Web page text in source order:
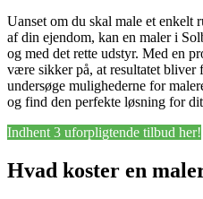
Uanset om du skal male et enkelt
af din ejendom, kan en maler i
og med det rette udstyr. Med en
være sikker på, at resultatet bliver
undersøge mulighederne for
og find den perfekte løsning for
Indhent 3 uforpligtende tilbud her!
Hvad koster en